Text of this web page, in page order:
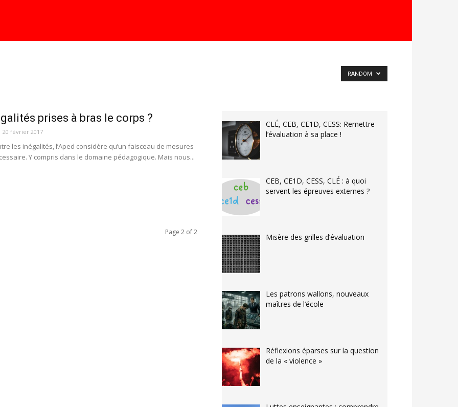
RANDOM
prises à bras le corps ?
20 février 2017
les inégalités, l’Aped considère qu’un faisceau de mesures
Y compris dans le domaine pédagogique. Mais nous...
Page 2 of 2
CLÉ, CEB, CE1D, CESS: Remettre
l’évaluation à sa place !
CEB, CE1D, CESS, CLÉ : à quoi
servent les épreuves externes ?
Misère des grilles d’évaluation
Les patrons wallons, nouveaux
maîtres de l’école
Réflexions éparses sur la question
de la « violence »